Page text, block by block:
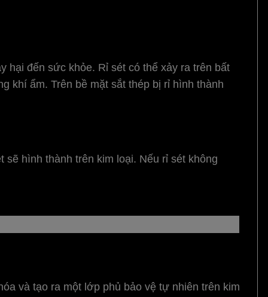
hại đến sức khỏe. Rỉ sét có thể xảy ra trên bất
khí ẩm. Trên bề mặt sắt thép bị rỉ hình thành
hình thành trên kim loại. Nếu rỉ sét không
và tạo ra một lớp phủ bảo vệ tự nhiên trên kim